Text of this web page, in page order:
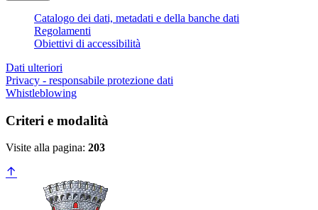
Catalogo dei dati, metadati e della banche dati
Regolamenti
Obiettivi di accessibilità
Dati ulteriori
Privacy - responsabile protezione dati
Whistleblowing
Criteri e modalità
Visite alla pagina: 203